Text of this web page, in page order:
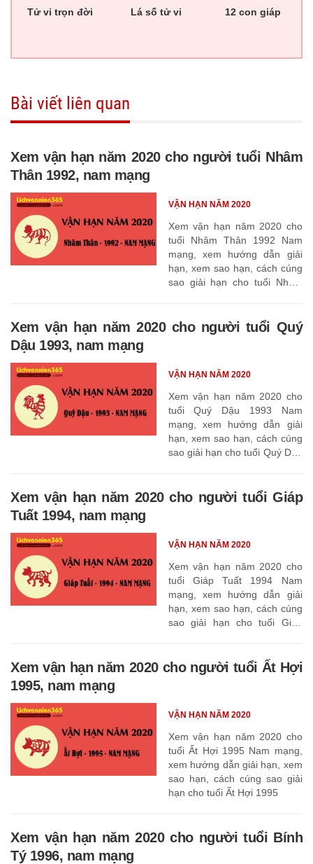
Tử vi trọn đời Lá số tử vi 12 con giáp
Bài viết liên quan
Xem vận hạn năm 2020 cho người tuổi Nhâm
Thân 1992, nam mạng
Xem vận hạn năm 2020 cho
tuổi Nhâm Thân 1992 Nam
mạng, xem hướng dẫn giải
hạn, xem sao hạn, cách cúng
sao giải hạn cho tuổi Nhâm
VẬN HẠN NĂM 2020
Xem vận hạn năm 2020 cho người tuổi Quý
Dậu 1993, nam mạng
Xem vận hạn năm 2020 cho
tuổi Quý Dậu 1993 Nam
mạng, xem hướng dẫn giải
hạn, xem sao hạn, cách cúng
sao giải hạn cho tuổi Quý Dậu
VẬN HẠN NĂM 2020
Xem vận hạn năm 2020 cho người tuổi Giáp
Tuất 1994, nam mạng
Xem vận hạn năm 2020 cho
tuổi Giáp Tuất 1994 Nam
mạng, xem hướng dẫn giải
hạn, xem sao hạn, cách cúng
sao giải hạn cho tuổi Giáp
VẬN HẠN NĂM 2020
Xem vận hạn năm 2020 cho người tuổi Ất Hợi
1995, nam mạng
Xem vận hạn năm 2020 cho
tuổi Ất Hợi 1995 Nam mạng,
xem hướng dẫn giải hạn, xem
sao hạn, cách cúng sao giải
hạn cho tuổi Ất Hợi 1995
VẬN HẠN NĂM 2020
Xem vận hạn năm 2020 cho người tuổi Bính
Tý 1996, nam mạng